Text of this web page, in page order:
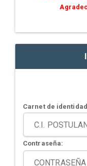
Carnet de
Contraseña: